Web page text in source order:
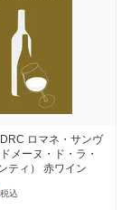
ロマネ・サンヴ
メーヌ・ド・ラ・
ティ） 赤ワイン
税込